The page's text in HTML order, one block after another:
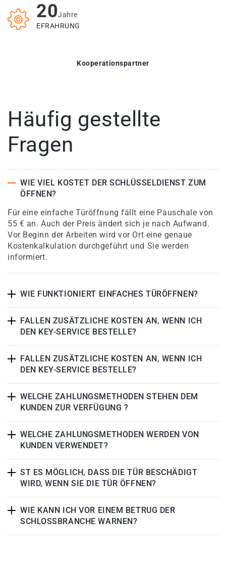
20Jahre
EFRAHRUNG
Kooperationspartner
Häufig gestellte
Fragen
WIE VIEL KOSTET DER SCHLÜSSELDIENST ZUM
ÖFFNEN?
Für eine einfache Türöffnung fällt eine Pauschale von
55 € an. Auch der Preis ändert sich je nach Aufwand.
Vor Beginn der Arbeiten wird vor Ort eine genaue
Kostenkalkulation durchgeführt und Sie werden
informiert.
WIE FUNKTIONIERT EINFACHES TÜRÖFFNEN?
FALLEN ZUSÄTZLICHE KOSTEN AN, WENN ICH
DEN KEY-SERVICE BESTELLE?
FALLEN ZUSÄTZLICHE KOSTEN AN, WENN ICH
DEN KEY-SERVICE BESTELLE?
WELCHE ZAHLUNGSMETHODEN STEHEN DEM
KUNDEN ZUR VERFÜGUNG ?
WELCHE ZAHLUNGSMETHODEN WERDEN VON
KUNDEN VERWENDET?
ST ES MÖGLICH, DASS DIE TÜR BESCHÄDIGT
WIRD, WENN SIE DIE TÜR ÖFFNEN?
WIE KANN ICH VOR EINEM BETRUG DER
SCHLOSSBRANCHE WARNEN?